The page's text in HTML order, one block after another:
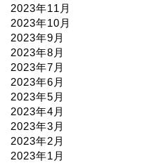
2023年11月
2023年10月
2023年9月
2023年8月
2023年7月
2023年6月
2023年5月
2023年4月
2023年3月
2023年2月
2023年1月